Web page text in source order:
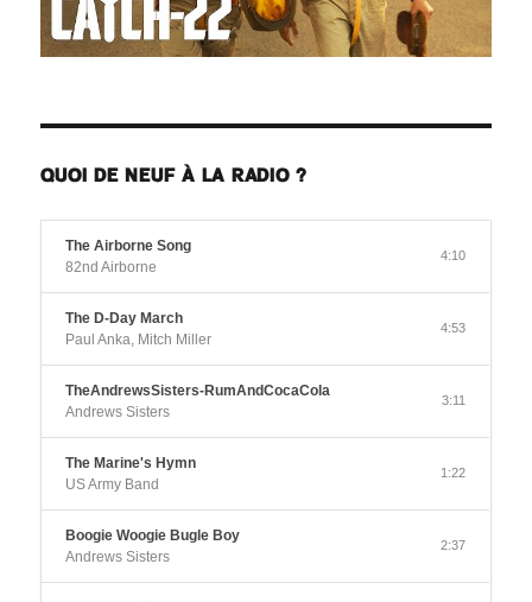
QUOI DE NEUF À LA RADIO ?
The Airborne Song
82nd Airborne
4:10
The D-Day March
Paul Anka, Mitch Miller
4:53
TheAndrewsSisters-RumAndCocaCola
Andrews Sisters
3:11
The Marine's Hymn
US Army Band
1:22
Boogie Woogie Bugle Boy
Andrews Sisters
2:37